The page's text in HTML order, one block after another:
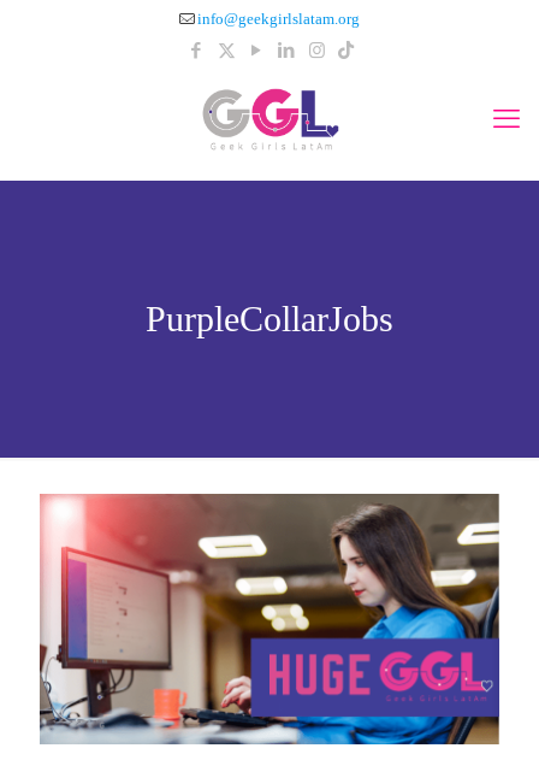
info@geekgirlslatam.org
PurpleCollarJobs